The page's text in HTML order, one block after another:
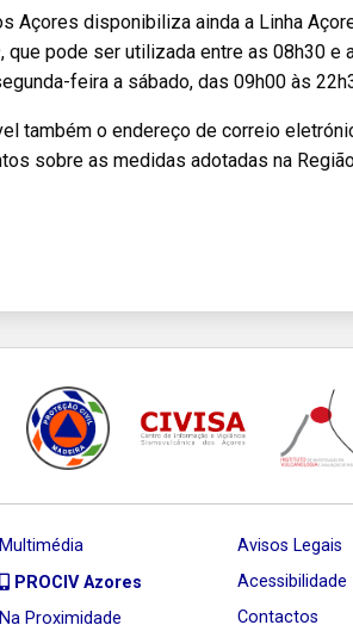
Açores disponibiliza ainda a Linha
que pode ser utilizada entre as 08h30 e
feira a sábado, das 09h00 às
também o endereço de correio
sobre as medidas adotadas na
Multimédia
PROCIV Azores
Na Proximidade
Avisos Legais
Acessibilidade
Contactos